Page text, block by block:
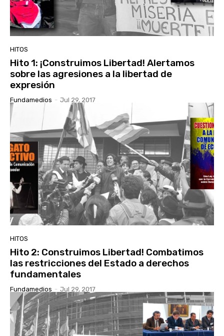
HITOS
Hito 1: ¡Construimos Libertad! Alertamos
sobre las agresiones a la libertad de
expresión
Fundamedios - Jul 29, 2017
HITOS
Hito 2: Construimos Libertad! Combatimos
las restricciones del Estado a derechos
fundamentales
Fundamedios - Jul 29, 2017